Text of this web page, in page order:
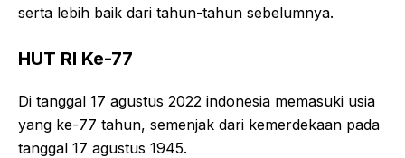
serta lebih baik dari tahun-tahun sebelumnya.
HUT RI Ke-77
Di tanggal 17 agustus 2022 indonesia memasuki usia
yang ke-77 tahun, semenjak dari kemerdekaan pada
tanggal 17 agustus 1945.